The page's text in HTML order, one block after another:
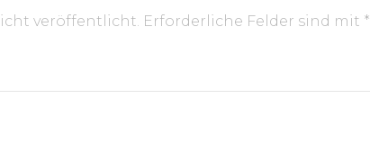
veröffentlicht. Erforderliche Felder sind mit *